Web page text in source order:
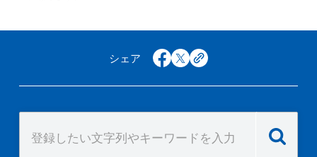
シェア facebook
x copy